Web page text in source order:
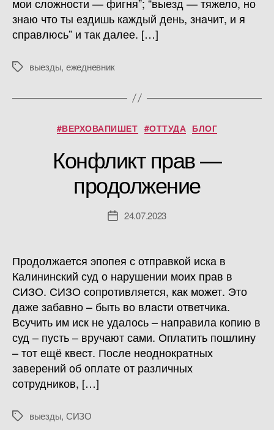
знаю что ты ездишь каждый день, значит, и я
справлюсь” и так далее. […]
Меткивыезды, ежедневник
Рубрики
#ВЕРХОВАПИШЕТ #ОТТУДА БЛОГ
Конфликт прав —
продолжение
Дата24.07.2023
Продолжается эпопея с отправкой иска в
Калининский суд о нарушении моих прав в
СИЗО. СИЗО сопротивляется, как может. Это
даже забавно – быть во власти ответчика.
Всучить им иск не удалось – направила копию в
суд – пусть – вручают сами. Оплатить пошлину
– тот ещё квест. После неоднократных
заверений об оплате от различных
сотрудников, […]
Меткивыезды, СИЗО